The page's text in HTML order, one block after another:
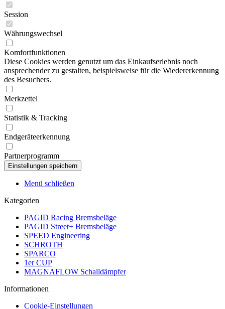
Session
Währungswechsel
Komfortfunktionen
Diese Cookies werden genutzt um das Einkaufserlebnis noch
ansprechender zu gestalten, beispielsweise für die Wiedererkennung
des Besuchers.
Merkzettel
Statistik & Tracking
Endgeräteerkennung
Partnerprogramm
Menü schließen
Kategorien
PAGID Racing Bremsbeläge
PAGID Street+ Bremsbeläge
SPEED Engineering
SCHROTH
SPARCO
1er CUP
MAGNAFLOW Schalldämpfer
Informationen
Cookie-Einstellungen